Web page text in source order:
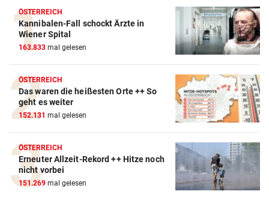
ÖSTERREICH
Kannibalen-Fall schockt Ärzte in
Wiener Spital
163.833 mal gelesen
ÖSTERREICH
Das waren die heißesten Orte ++ So
geht es weiter
152.131 mal gelesen
ÖSTERREICH
Erneuter Allzeit-Rekord ++ Hitze noch
nicht vorbei
151.269 mal gelesen
Action-Cam Vergleich
Crosstrainer Vergleich
ZUM VERGLEICH
ZUM VERGLEICH
Elektro-Scooter Vergleich